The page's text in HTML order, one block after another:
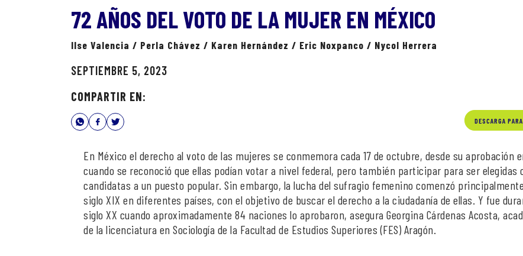
72 AÑOS DEL VOTO DE LA MUJER EN MÉXICO
Ilse Valencia / Perla Chávez / Karen Hernández / Eric Noxpanco / Nycol Herrera
SEPTIEMBRE 5, 2023
COMPARTIR EN:
DESCARGA
En México el derecho al voto de las mujeres se conmemora cada 17 de octubre, desde su aprobación
cuando se reconoció que ellas podían votar a nivel federal, pero también participar para ser elegidas
candidatas a un puesto popular. Sin embargo, la lucha del sufragio femenino comenzó
siglo XIX en diferentes países, con el objetivo de buscar el derecho a la ciudadanía de ellas. Y fue
siglo XX cuando aproximadamente 84 naciones lo aprobaron, asegura Georgina Cárdenas Acosta,
de la licenciatura en Sociología de la Facultad de Estudios Superiores (FES) Aragón.